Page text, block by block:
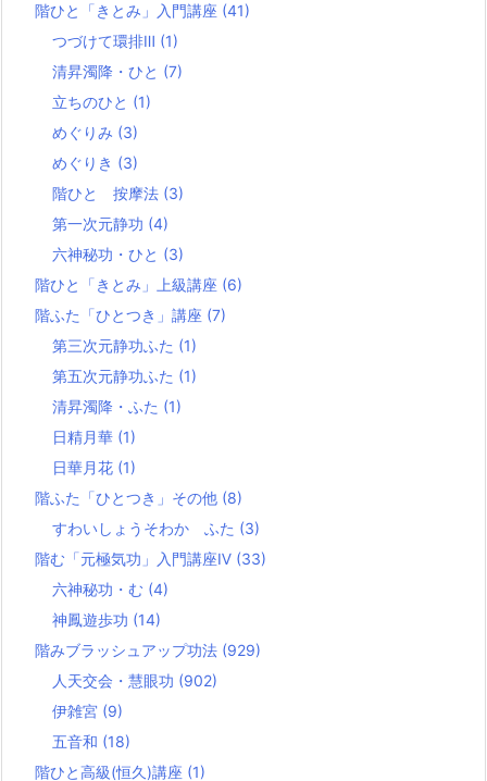
階ひと「きとみ」入門講座 (41)
つづけて環排Ⅲ (1)
清昇濁降・ひと (7)
立ちのひと (1)
めぐりみ (3)
めぐりき (3)
階ひと 按摩法 (3)
第一次元静功 (4)
六神秘功・ひと (3)
階ひと「きとみ」上級講座 (6)
階ふた「ひとつき」講座 (7)
第三次元静功ふた (1)
第五次元静功ふた (1)
清昇濁降・ふた (1)
日精月華 (1)
日華月花 (1)
階ふた「ひとつき」その他 (8)
すわいしょうそわか ふた (3)
階む「元極気功」入門講座Ⅳ (33)
六神秘功・む (4)
神鳳遊歩功 (14)
階みブラッシュアップ功法 (929)
人天交会・慧眼功 (902)
伊雑宮 (9)
五音和 (18)
階ひと高級(恒久)講座 (1)